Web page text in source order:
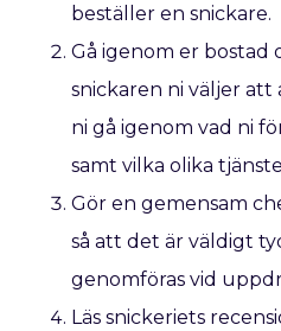
beställer en snickare.
Gå igenom er bostad
snickaren ni väljer att
ni gå igenom vad ni
samt vilka olika
Gör en gemensam
så att det är väldigt
genomföras vid
Läs snickeriets